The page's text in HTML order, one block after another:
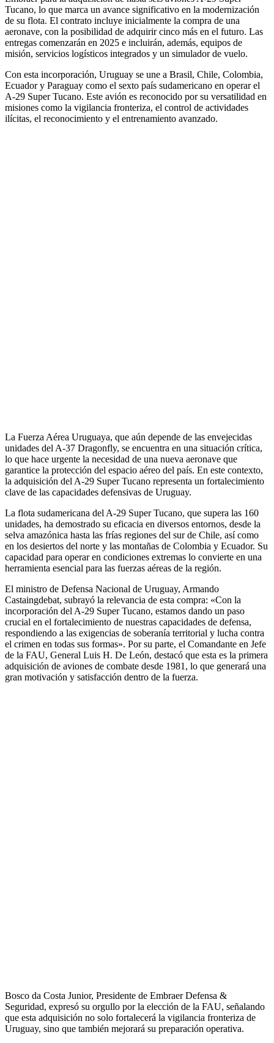
Tucano, lo que marca un avance significativo en la modernización
de su flota. El contrato incluye inicialmente la compra de una
aeronave, con la posibilidad de adquirir cinco más en el futuro. Las
entregas comenzarán en 2025 e incluirán, además, equipos de
misión, servicios logísticos integrados y un simulador de vuelo.
Con esta incorporación, Uruguay se une a Brasil, Chile, Colombia,
Ecuador y Paraguay como el sexto país sudamericano en operar el
A-29 Super Tucano. Este avión es reconocido por su versatilidad en
misiones como la vigilancia fronteriza, el control de actividades
ilícitas, el reconocimiento y el entrenamiento avanzado.
La Fuerza Aérea Uruguaya, que aún depende de las envejecidas
unidades del A-37 Dragonfly, se encuentra en una situación crítica,
lo que hace urgente la necesidad de una nueva aeronave que
garantice la protección del espacio aéreo del país. En este contexto,
la adquisición del A-29 Super Tucano representa un fortalecimiento
clave de las capacidades defensivas de Uruguay.
La flota sudamericana del A-29 Super Tucano, que supera las 160
unidades, ha demostrado su eficacia en diversos entornos, desde la
selva amazónica hasta las frías regiones del sur de Chile, así como
en los desiertos del norte y las montañas de Colombia y Ecuador. Su
capacidad para operar en condiciones extremas lo convierte en una
herramienta esencial para las fuerzas aéreas de la región.
El ministro de Defensa Nacional de Uruguay, Armando
Castaingdebat, subrayó la relevancia de esta compra: «Con la
incorporación del A-29 Super Tucano, estamos dando un paso
crucial en el fortalecimiento de nuestras capacidades de defensa,
respondiendo a las exigencias de soberanía territorial y lucha contra
el crimen en todas sus formas». Por su parte, el Comandante en Jefe
de la FAU, General Luis H. De León, destacó que esta es la primera
adquisición de aviones de combate desde 1981, lo que generará una
gran motivación y satisfacción dentro de la fuerza.
Bosco da Costa Junior, Presidente de Embraer Defensa &
Seguridad, expresó su orgullo por la elección de la FAU, señalando
que esta adquisición no solo fortalecerá la vigilancia fronteriza de
Uruguay, sino que también mejorará su preparación operativa.